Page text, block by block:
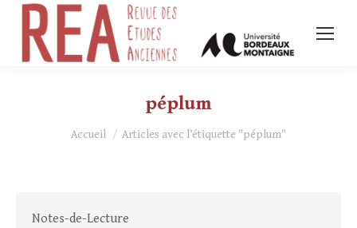
péplum
Vous êtes ici :
Accueil Articles avec l’étiquette "péplum"
Notes-de-Lecture